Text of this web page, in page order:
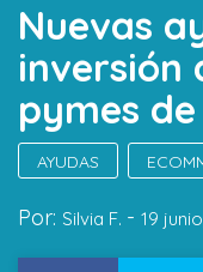
Nuevas
inversión
pymes
AYUDAS
Por: Silvia F. 19